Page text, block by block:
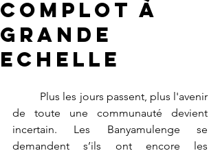
COMPLOT À
GRANDE
ECHELLE
de toute une communauté devient
incertain. Les Banyamulenge se
demandent s’ils ont encore les